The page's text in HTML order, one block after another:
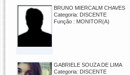
BRUNO MIERCALM CHAVES
Categoria: DISCENTE
Função : MONITOR(A)
GABRIELE SOUZA DE LIMA
Categoria: DISCENTE